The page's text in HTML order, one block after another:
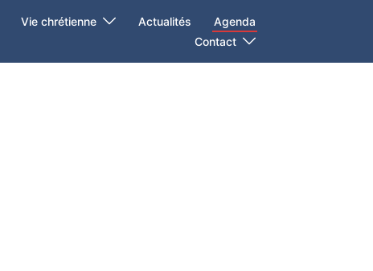
Vie chrétienne Actualités
Agenda
Contact